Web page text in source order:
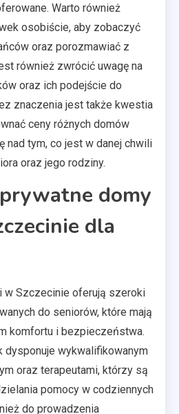
Warto również
osobiście, aby zobaczyć
oraz porozmawiać z
również zwrócić uwagę na
oraz ich podejście do
znaczenia jest także kwestia
ceny różnych domów
nad tym, co jest w danej chwili
oraz jego rodziny.
domy
dla
w Szczecinie oferują szeroki
do seniorów, które mają
komfortu i bezpieczeństwa.
dysponuje wykwalifikowanym
oraz terapeutami, którzy są
pomocy w codziennych
do prowadzenia